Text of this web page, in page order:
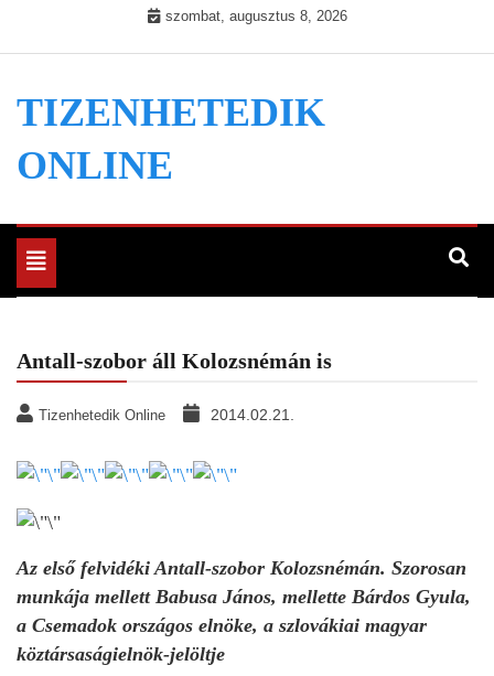
szombat, augusztus 8, 2026
TIZENHETEDIK
ONLINE
Toggle
navigation
Antall-szobor áll Kolozsnémán is
Tizenhetedik Online 2014.02.21.
Az első felvidéki Antall-szobor Kolozsnémán. Szorosan
munkája mellett Babusa János, mellette Bárdos Gyula,
a Csemadok országos elnöke, a szlovákiai magyar
köztársaságielnök-jelöltje